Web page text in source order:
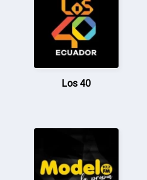
Los 40